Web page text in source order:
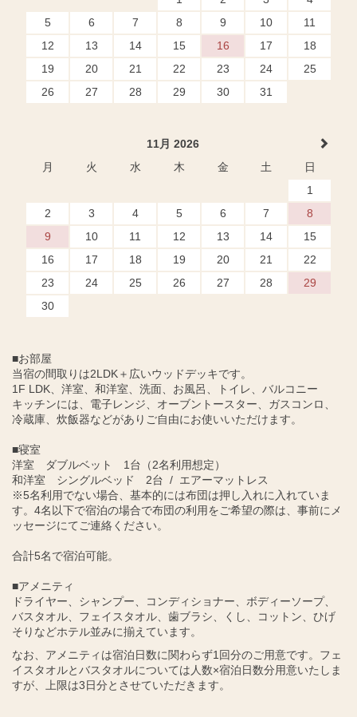
5
6 7 8 9 10
11
12
13 14 15 16 17
18
19
20 21 22 23 24
25
26
27 28 29 30 31
11月 2026
月
火 水 木 金 土
日
1
2
3 4 5 6 7
8
9
10 11 12 13 14
15
16
17 18 19 20 21
22
23
24 25 26 27 28
29
30
■お部屋
当宿の間取りは2LDK＋広いウッドデッキです。
1F LDK、洋室、和洋室、洗面、お風呂、トイレ、バルコニー
キッチンには、電子レンジ、オーブントースター、ガスコンロ、
冷蔵庫、炊飯器などがありご自由にお使いいただけます。
■寝室
洋室 ダブルベット 1台（2名利用想定）
和洋室 シングルベッド 2台 / エアーマットレス
※5名利用でない場合、基本的には布団は押し入れに入れていま
す。4名以下で宿泊の場合で布団の利用をご希望の際は、事前にメ
ッセージにてご連絡ください。
合計5名で宿泊可能。
■アメニティ
ドライヤー、シャンプー、コンディショナー、ボディーソープ、
バスタオル、フェイスタオル、歯ブラシ、くし、コットン、ひげ
そりなどホテル並みに揃えています。
なお、アメニティは宿泊日数に関わらず1回分のご用意です。フェ
イスタオルとバスタオルについては人数×宿泊日数分用意いたしま
すが、上限は3日分とさせていただきます。